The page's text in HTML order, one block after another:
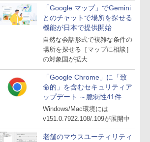
「Google マップ」でGemini
とのチャットで場所を探せる
機能が日本で提供開始
自然な会話形式で複雑な条件の
場所を探せる［マップに相談］
の対象国が拡大
「Google Chrome」に「致
命的」を含むセキュリティア
ップデート ～脆弱性41件に
対処
Windows/Mac環境には
v151.0.7922.108/.109が展開中
老舗のマウスユーティリティ